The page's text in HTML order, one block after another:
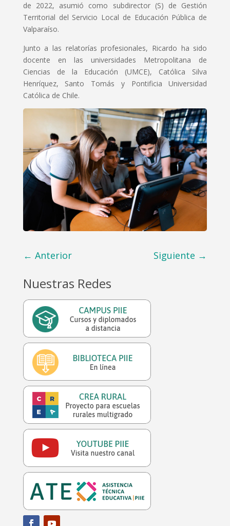
de 2022, asumió como subdirector (S) de Gestión
Territorial del Servicio Local de Educación Pública de
Valparaíso.
Junto a las relatorías profesionales, Ricardo ha sido
docente en las universidades Metropolitana de
Ciencias de la Educación (UMCE), Católica Silva
Henríquez, Santo Tomás y Pontificia Universidad
Católica de Chile.
← Anterior Siguiente →
Nuestras Redes